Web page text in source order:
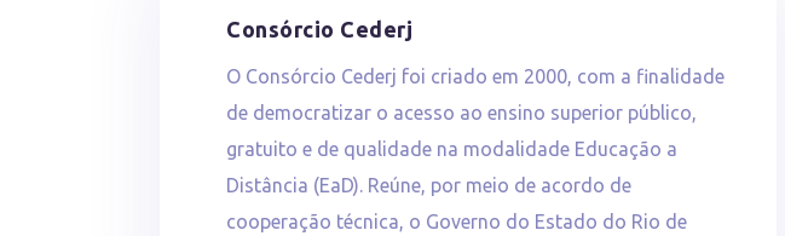
Consórcio Cederj
O Consórcio Cederj foi criado em 2000, com a finalidade
de democratizar o acesso ao ensino superior público,
gratuito e de qualidade na modalidade Educação a
Distância (EaD). Reúne, por meio de acordo de
cooperação técnica, o Governo do Estado do Rio de